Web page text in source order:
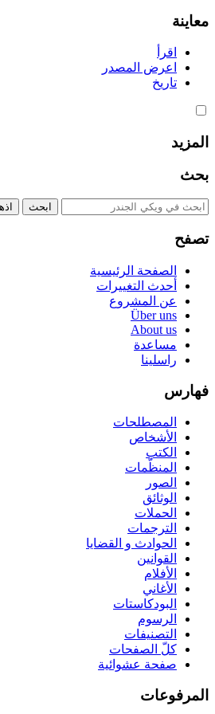
معاينة
اقرأ
اعرض المصدر
تاريخ
المزيد
بحث
تصفح
الصفحة الرئيسية
أحدث التغييرات
عن المشروع
Über uns
About us
مساعدة
راسلينا
فهارس
المصطلحات
الأشخاص
الكتب
المنظّمات
الصور
الوثائق
الحملات
الترجمات
الحوادث و القضايا
القوانين
الأفلام
الأغاني
البودكاستات
الرسوم
التصنيفات
كلّ الصفحات
صفحة عشوائية
المرفوعات